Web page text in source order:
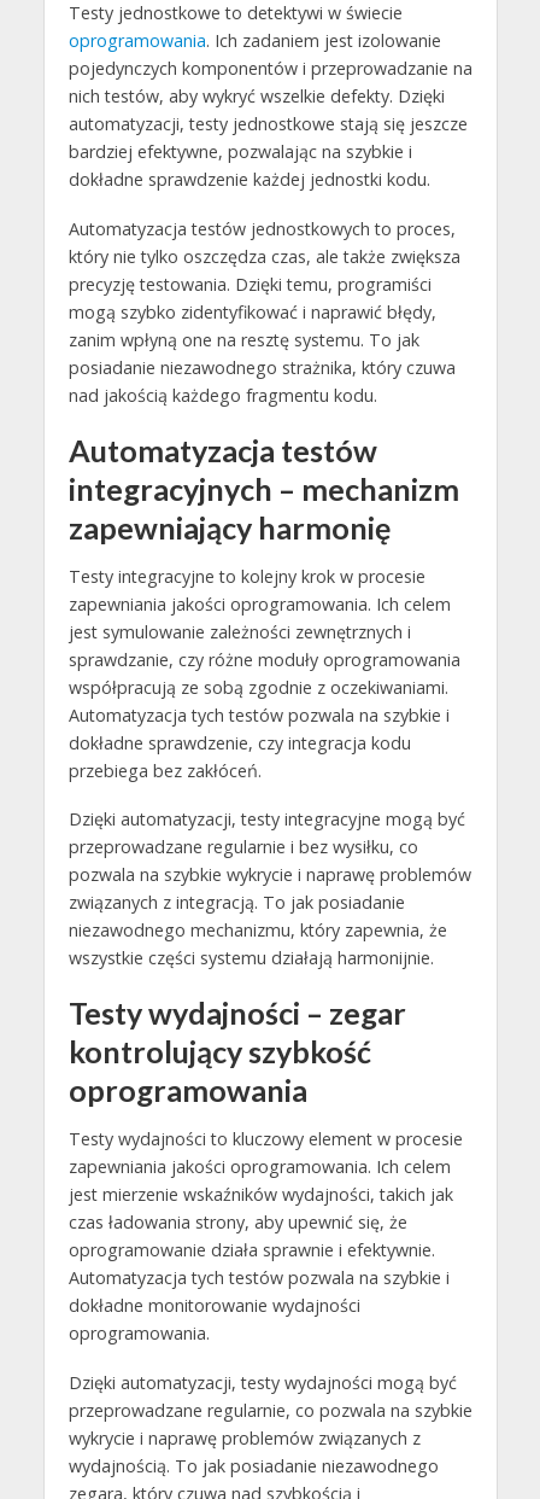
Testy jednostkowe to detektywi w świecie
oprogramowania. Ich zadaniem jest izolowanie
pojedynczych komponentów i przeprowadzanie na
nich testów, aby wykryć wszelkie defekty. Dzięki
automatyzacji, testy jednostkowe stają się jeszcze
bardziej efektywne, pozwalając na szybkie i
dokładne sprawdzenie każdej jednostki kodu.
Automatyzacja testów jednostkowych to proces,
który nie tylko oszczędza czas, ale także zwiększa
precyzję testowania. Dzięki temu, programiści
mogą szybko zidentyfikować i naprawić błędy,
zanim wpłyną one na resztę systemu. To jak
posiadanie niezawodnego strażnika, który czuwa
nad jakością każdego fragmentu kodu.
Automatyzacja testów
integracyjnych – mechanizm
zapewniający harmonię
Testy integracyjne to kolejny krok w procesie
zapewniania jakości oprogramowania. Ich celem
jest symulowanie zależności zewnętrznych i
sprawdzanie, czy różne moduły oprogramowania
współpracują ze sobą zgodnie z oczekiwaniami.
Automatyzacja tych testów pozwala na szybkie i
dokładne sprawdzenie, czy integracja kodu
przebiega bez zakłóceń.
Dzięki automatyzacji, testy integracyjne mogą być
przeprowadzane regularnie i bez wysiłku, co
pozwala na szybkie wykrycie i naprawę problemów
związanych z integracją. To jak posiadanie
niezawodnego mechanizmu, który zapewnia, że
wszystkie części systemu działają harmonijnie.
Testy wydajności – zegar
kontrolujący szybkość
oprogramowania
Testy wydajności to kluczowy element w procesie
zapewniania jakości oprogramowania. Ich celem
jest mierzenie wskaźników wydajności, takich jak
czas ładowania strony, aby upewnić się, że
oprogramowanie działa sprawnie i efektywnie.
Automatyzacja tych testów pozwala na szybkie i
dokładne monitorowanie wydajności
oprogramowania.
Dzięki automatyzacji, testy wydajności mogą być
przeprowadzane regularnie, co pozwala na szybkie
wykrycie i naprawę problemów związanych z
wydajnością. To jak posiadanie niezawodnego
zegara, który czuwa nad szybkością i